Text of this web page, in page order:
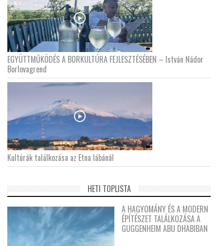
EGYÜTTMŰKÖDÉS A BORKULTÚRA FEJLESZTÉSÉBEN – István Nádor
Borlovagrend
Kultúrák találkozása az Etna lábánál
HETI TOPLISTA
A HAGYOMÁNY ÉS A MODERN
ÉPÍTÉSZET TALÁLKOZÁSA A
GUGGENHEIM ABU DHABIBAN